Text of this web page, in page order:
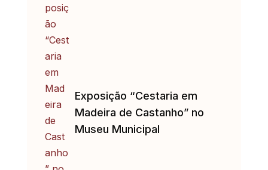
Exposição “Cestaria em
Madeira de Castanho” no
Museu Municipal